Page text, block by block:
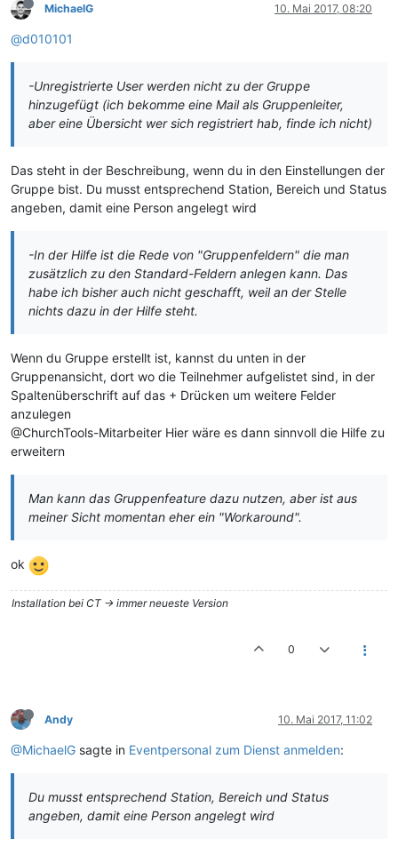
MichaelG 10. Mai 2017, 08:20
@d010101
-Unregistrierte User werden nicht zu der Gruppe
hinzugefügt (ich bekomme eine Mail als Gruppenleiter,
aber eine Übersicht wer sich registriert hab, finde ich nicht)
Das steht in der Beschreibung, wenn du in den Einstellungen der
Gruppe bist. Du musst entsprechend Station, Bereich und Status
angeben, damit eine Person angelegt wird
-In der Hilfe ist die Rede von "Gruppenfeldern" die man
zusätzlich zu den Standard-Feldern anlegen kann. Das
habe ich bisher auch nicht geschafft, weil an der Stelle
nichts dazu in der Hilfe steht.
Wenn du Gruppe erstellt ist, kannst du unten in der
Gruppenansicht, dort wo die Teilnehmer aufgelistet sind, in der
Spaltenüberschrift auf das + Drücken um weitere Felder
anzulegen
@ChurchTools-Mitarbeiter Hier wäre es dann sinnvoll die Hilfe zu
erweitern
Man kann das Gruppenfeature dazu nutzen, aber ist aus
meiner Sicht momentan eher ein "Workaround".
ok
Installation bei CT -> immer neueste Version
0
Andy 10. Mai 2017, 11:02
@MichaelG sagte in Eventpersonal zum Dienst anmelden:
Du musst entsprechend Station, Bereich und Status
angeben, damit eine Person angelegt wird